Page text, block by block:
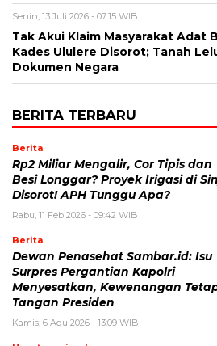
Senin, 13 Juli 2026 - 07:15 WIB
Tak Akui Klaim Masyarakat Adat
Kades Ululere Disorot; Tanah
Dokumen Negara
BERITA TERBARU
Berita
Rp2 Miliar Mengalir, Cor Tipis dan
Besi Longgar? Proyek Irigasi di
Disorot! APH Tunggu Apa?
Rabu, 11 Feb 2026 - 09:42 WIB
Berita
Dewan Penasehat Sambar.id: Isu
Surpres Pergantian Kapolri
Menyesatkan, Kewenangan
Tangan Presiden
Kamis, 6 Agu 2026 - 13:09 WIB